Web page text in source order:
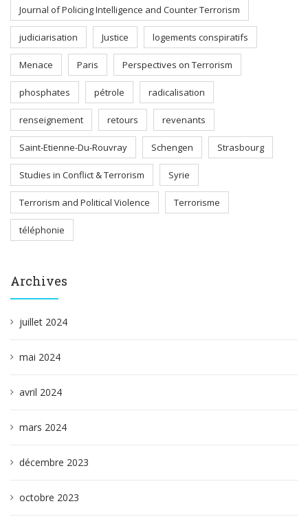
Journal of Policing Intelligence and Counter Terrorism
judiciarisation Justice logements conspiratifs
Menace Paris Perspectives on Terrorism
phosphates pétrole radicalisation
renseignement retours revenants
Saint-Etienne-Du-Rouvray Schengen Strasbourg
Studies in Conflict & Terrorism Syrie
Terrorism and Political Violence Terrorisme
téléphonie
Archives
juillet 2024
mai 2024
avril 2024
mars 2024
décembre 2023
octobre 2023